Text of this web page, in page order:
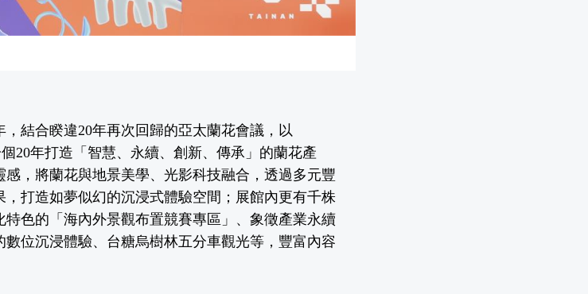
結合睽違20年再次回歸的亞太蘭花會議，以
20年打造「智慧、永續、創新、傳承」的蘭花產
，將蘭花與地景美學、光影科技融合，透過多元豐
打造如夢似幻的沉浸式體驗空間；展館內更有千株
色的「海內外景觀布置競賽專區」、象徵產業永續
位沉浸體驗、台糖烏樹林五分車觀光等，豐富內容